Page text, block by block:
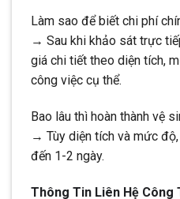
Làm sao để biết chi phí
→ Sau khi khảo sát trực
giá chi tiết theo diện tích,
công việc cụ thể.
Bao lâu thì hoàn thành vệ
→ Tùy diện tích và mức
đến 1-2 ngày.
Thông Tin Liên Hệ Công